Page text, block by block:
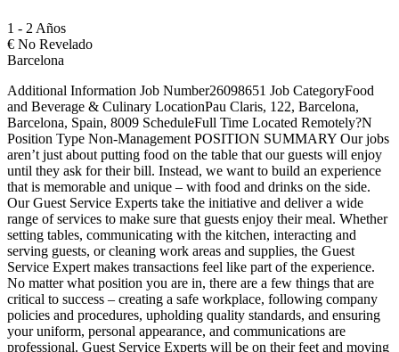
1 - 2 Años
€ No Revelado
Barcelona
Additional Information Job Number26098651 Job CategoryFood
and Beverage & Culinary LocationPau Claris, 122, Barcelona,
Barcelona, Spain, 8009 ScheduleFull Time Located Remotely?N
Position Type Non-Management POSITION SUMMARY Our jobs
aren’t just about putting food on the table that our guests will enjoy
until they ask for their bill. Instead, we want to build an experience
that is memorable and unique – with food and drinks on the side.
Our Guest Service Experts take the initiative and deliver a wide
range of services to make sure that guests enjoy their meal. Whether
setting tables, communicating with the kitchen, interacting and
serving guests, or cleaning work areas and supplies, the Guest
Service Expert makes transactions feel like part of the experience.
No matter what position you are in, there are a few things that are
critical to success – creating a safe workplace, following company
policies and procedures, upholding quality standards, and ensuring
your uniform, personal appearance, and communications are
professional. Guest Service Experts will be on their feet and moving